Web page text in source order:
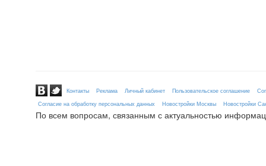
Контакты Реклама Личный кабинет Пользовательское соглашение
Согласие на обработку персональных данных
Новостройки Москвы Новостройки
По всем вопросам, связанным с актуальностью